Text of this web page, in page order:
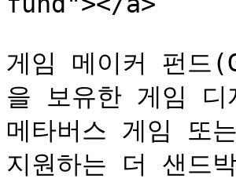
게임 메이커 펀드
을 보유한 게임 디
메타버스 게임 또
지원하는 더 샌드